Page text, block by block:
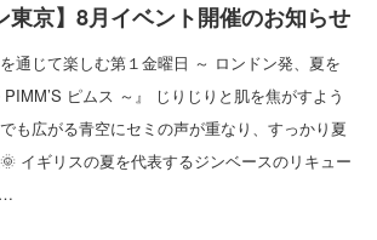
東京】8月イベント開催のお知らせ
通じて楽しむ第１金曜日 ～ ロンドン発、夏を
ピムス ～』 じりじりと肌を焦がすよう
も広がる青空にセミの声が重なり、すっかり夏
イギリスの夏を代表するジンベースのリキュー